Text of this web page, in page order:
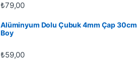
₺79,00
Alüminyum Dolu Çubuk 4mm Çap 30cm
Boy
₺59,00